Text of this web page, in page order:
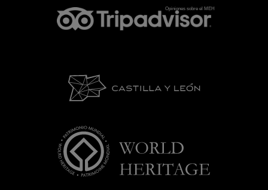
Opiniones sobre el MEH